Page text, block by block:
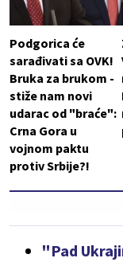
Podgorica će
sarađivati sa OVK!
Bruka za brukom -
stiže nam novi
udarac od "braće":
Crna Gora u
vojnom paktu
protiv Srbije?!
"Pad